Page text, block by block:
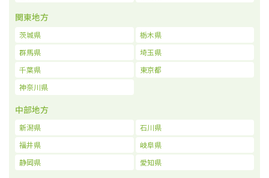
関東地方
茨城県
栃木県
群馬県
埼玉県
千葉県
東京都
神奈川県
中部地方
新潟県
石川県
福井県
岐阜県
静岡県
愛知県